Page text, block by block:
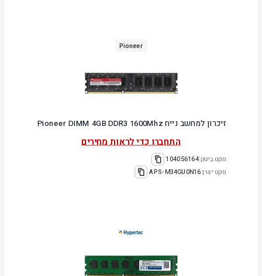
Pioneer
זיכרון למחשב נייח Pioneer DIMM 4GB DDR3 1600Mhz
התחברו כדי לראות מחירים
מקט ביטק:104056164
מקט יצרן:APS-M34GU0N16